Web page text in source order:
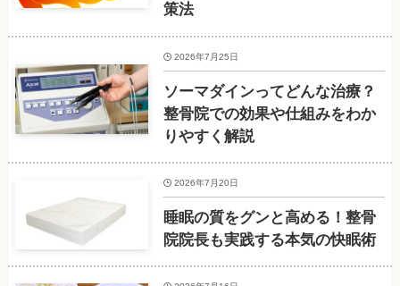
策法
ソーマダインってどんな治療？
整骨院での効果や仕組みをわか
りやすく解説
2026年7月25日
睡眠の質をグンと高める！整骨
院院長も実践する本気の快眠術
2026年7月20日